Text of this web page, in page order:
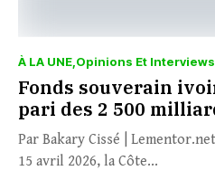
À LA UNE Opinions Et Interviews
Fonds souverain
pari des 2 500
Par Bakary Cissé |
15 avril 2026, la Côte...